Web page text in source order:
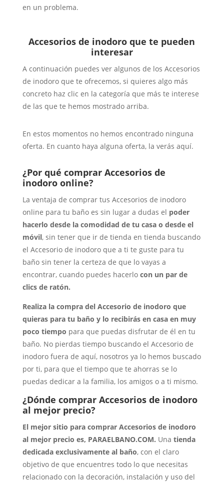
en un problema.
Accesorios de inodoro que te pueden
interesar
A continuación puedes ver algunos de los Accesorios
de inodoro que te ofrecemos, si quieres algo más
concreto haz clic en la categoría que más te interese
de las que te hemos mostrado arriba.
En estos momentos no hemos encontrado ninguna
oferta. En cuanto haya alguna oferta, la verás aquí.
¿Por qué comprar Accesorios de
inodoro online?
La ventaja de comprar tus Accesorios de inodoro
online para tu baño es sin lugar a dudas el poder
hacerlo desde la comodidad de tu casa o desde el
móvil, sin tener que ir de tienda en tienda buscando
el Accesorio de inodoro que a ti te guste para tu
baño sin tener la certeza de que lo vayas a
encontrar, cuando puedes hacerlo con un par de
clics de ratón.
Realiza la compra del Accesorio de inodoro que
quieras para tu baño y lo recibirás en casa en muy
poco tiempo para que puedas disfrutar de él en tu
baño. No pierdas tiempo buscando el Accesorio de
inodoro fuera de aquí, nosotros ya lo hemos buscado
por ti, para que el tiempo que te ahorras se lo
puedas dedicar a la familia, los amigos o a ti mismo.
¿Dónde comprar Accesorios de inodoro
al mejor precio?
El mejor sitio para comprar Accesorios de inodoro
al mejor precio es, PARAELBANO.COM. Una tienda
dedicada exclusivamente al baño, con el claro
objetivo de que encuentres todo lo que necesitas
relacionado con la decoración, instalación y uso del